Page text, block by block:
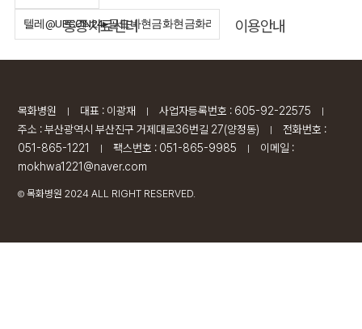
통증치료센터 이용안내
목화병원 대표 : 이광재 사업자등록번호 : 605-92-22575
주소 : 부산광역시 부산진구 거제대로36번길 27(양정동)
전화번호 :
051-865-1221
팩스번호 : 051-865-9985
이메일 :
mokhwa1221@naver.com
Ⓒ 목화병원 2024 ALL RIGHT RESERVED.